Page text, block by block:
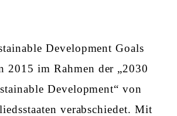
Development Goals
2015 im Rahmen der „2030
Development“ von
verabschiedet. Mit